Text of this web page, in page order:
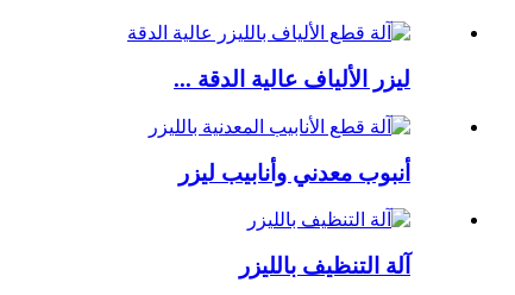
ليزر الألياف عالية الدقة ...
أنبوب معدني وأنابيب ليزر
آلة التنظيف بالليزر